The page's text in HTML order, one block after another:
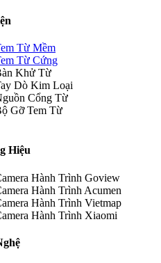
Từ Mềm
Từ Cứng
Khử Từ
Dò Kim Loại
Cổng Từ
Gỡ Tem Từ
Hiệu
Hành Trình Goview
Hành Trình Acumen
Hành Trình Vietmap
Hành Trình Xiaomi